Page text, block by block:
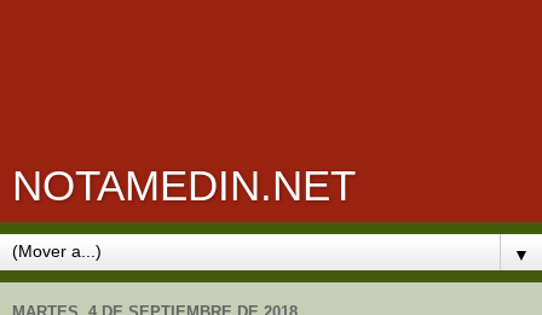
NOTAMEDIN.NET
▼
MARTES, 4 DE SEPTIEMBRE DE 2018